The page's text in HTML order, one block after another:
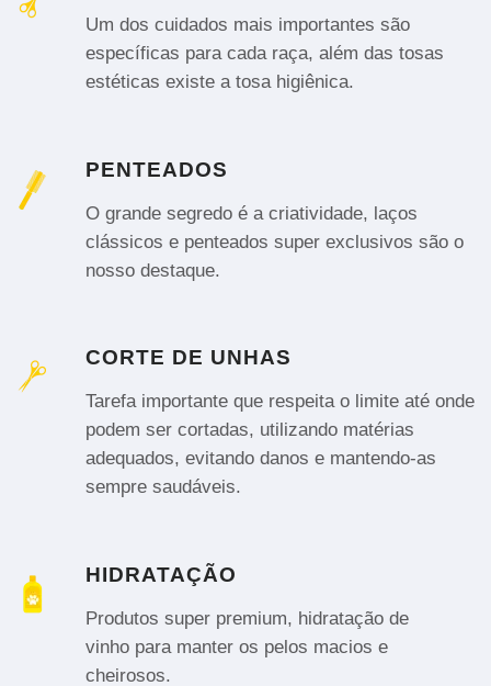
Um dos cuidados mais importantes são
específicas para cada raça, além das tosas
estéticas existe a tosa higiênica.
PENTEADOS
O grande segredo é a criatividade, laços
clássicos e penteados super exclusivos são o
nosso destaque.
CORTE DE UNHAS
Tarefa importante que respeita o limite até onde
podem ser cortadas, utilizando matérias
adequados, evitando danos e mantendo-as
sempre saudáveis.
HIDRATAÇÃO
Produtos super premium, hidratação de
vinho para manter os pelos macios e
cheirosos.